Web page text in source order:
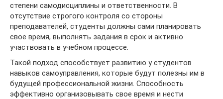
степени самодисциплины и ответственности. В
отсутствие строгого контроля со стороны
преподавателей, студенты должны сами планировать
свое время, выполнять задания в срок и активно
участвовать в учебном процессе.
Такой подход способствует развитию у студентов
навыков самоуправления, которые будут полезны им в
будущей профессиональной жизни. Способность
эффективно организовывать свое время и нести